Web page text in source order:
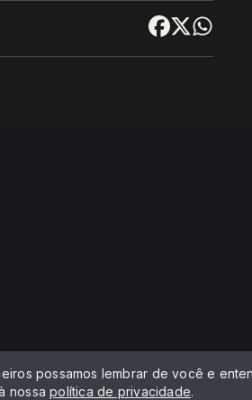
possamos lembrar de você e
nossapolítica de privacidade.